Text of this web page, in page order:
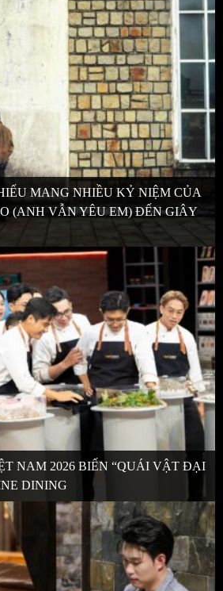
MANG NHIỀU KỶ NIỆM CỦA
(ANH VẪN YÊU EM) ĐẾN GIÂY
NAM 2026 BIẾN “QUÁI VẬT ĐẠI
DINING